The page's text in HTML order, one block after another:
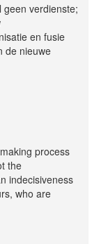
geen verdienste;
en fusie
de nieuwe
process
the
indecisiveness
who are